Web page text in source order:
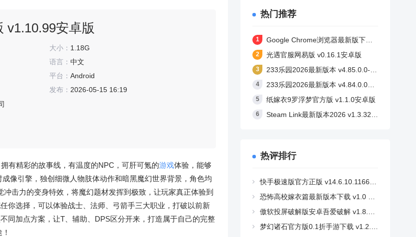
v1.10.99安卓版
大小： 1.18G
语言： 中文
平台： Android
发布： 2026-05-15 16:19
拥有精彩的故事线，有温度的NPC，可肝可氪的游戏体验，能够
像引擎，独创细微人物肢体动作和暗黑魔幻世界背景，角色均
击力的变身特效，将魔幻题材发挥到极致，让玩家真正体验到
你选择，可以体验战士、法师、弓箭手三大职业，打破以前新
同加点方案，让T、辅助、DPS区分开来，打造属于自己的完整
热门推荐
Google Chrome浏览器最新版下载 v138.0.7204.180 安卓版
光遇官服网易版 v0.16.1安卓版
233乐园2026最新版本 v4.85.0.0-4858767安卓版
233乐园2026最新版本 v4.84.0.0安卓版
纸嫁衣9罗浮梦官方版 v1.1.0安卓版
Steam Link最新版本2026 v1.3.32安卓版
热评排行
快手极速版官方正版 v14.6.10.11662安卓版
恐怖高校嫁衣篇最新版本下载 v1.0 安卓版
傲软投屏破解版安卓吾爱破解 v1.8.36 安卓版
梦幻诸石官方版0.1折手游下载 v1.2.2 安卓版